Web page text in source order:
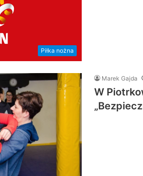
Piłka nożna
Marek Gajda
W